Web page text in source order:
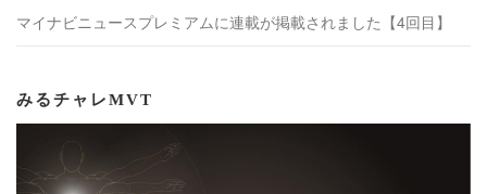
マイナビニュースプレミアムに連載が掲載されました【4回目】
みるチャレMVT